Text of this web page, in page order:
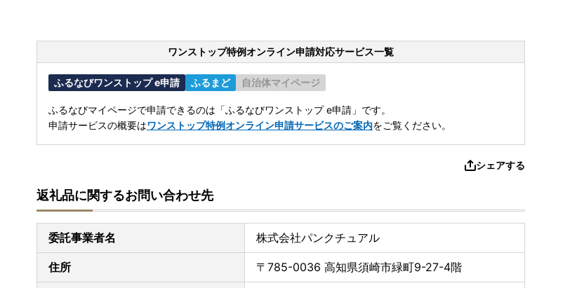
ワンストップ特例オンライン申請対応サービス一覧
ふるなびワンストップ e申請 ふるまど 自治体マイページ
ふるなびマイページで申請できるのは「ふるなびワンストップ e申請」です。
申請サービスの概要はワンストップ特例オンライン申請サービスのご案内をご覧ください。
シェアする
返礼品に関するお問い合わせ先
委託事業者名 株式会社パンクチュアル
住所 〒785-0036 高知県須崎市緑町9-27-4階